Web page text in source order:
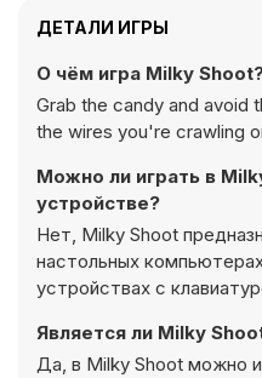
ДЕТАЛИ ИГРЫ
О чём игра Milky
Grab the candy and avoid
the wires you're crawling
Можно ли играть в
устройстве?
Нет, Milky Shoot
настольных
устройствах с
Является ли Milky
Да, в Milky Shoot можно